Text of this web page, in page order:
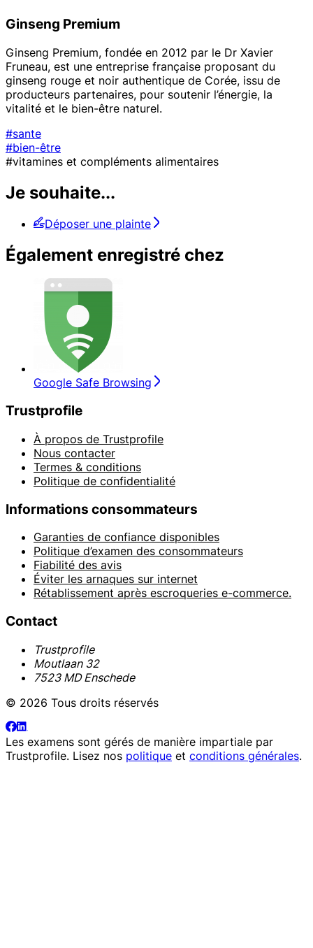
Ginseng Premium
Ginseng Premium, fondée en 2012 par le Dr Xavier
Fruneau, est une entreprise française proposant du
ginseng rouge et noir authentique de Corée, issu de
producteurs partenaires, pour soutenir l’énergie, la
vitalité et le bien-être naturel.
#sante
#bien-être
#vitamines et compléments alimentaires
Je souhaite...
Déposer une plainte
Également enregistré chez
Google Safe Browsing
Trustprofile
À propos de Trustprofile
Nous contacter
Termes & conditions
Politique de confidentialité
Informations consommateurs
Garanties de confiance disponibles
Politique d’examen des consommateurs
Fiabilité des avis
Éviter les arnaques sur internet
Rétablissement après escroqueries e-commerce.
Contact
Trustprofile
Moutlaan 32
7523 MD Enschede
© 2026 Tous droits réservés
Les examens sont gérés de manière impartiale par
Trustprofile. Lisez nos politique et conditions générales.